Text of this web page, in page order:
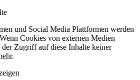
und Social Media Plattformen werden
Cookies von externen Medien
Zugriff auf diese Inhalte keiner